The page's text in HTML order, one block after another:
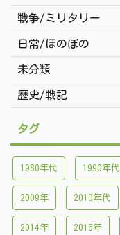
戦争/ミリタリー
日常/ほのぼの
未分類
歴史/戦記
タグ
1980年代 1990年代
2009年 2010年代
2014年 2015年